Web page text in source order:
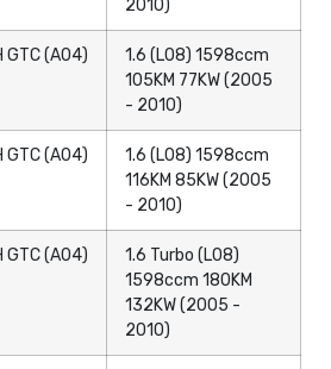
2010)
GTC (A04)
1.6 (L08) 1598ccm
105KM 77KW (2005
- 2010)
GTC (A04)
1.6 (L08) 1598ccm
116KM 85KW (2005
- 2010)
GTC (A04)
1.6 Turbo (L08)
1598ccm 180KM
132KW (2005 -
2010)